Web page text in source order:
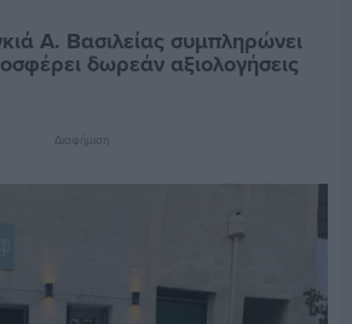
Α. Βασιλείας συμπληρώνει
δωρεάν αξιολογήσεις
Διαφήμιση